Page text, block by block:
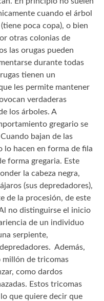
cuando el árbol
poca copa), o bien
otras colonias de
las orugas pueden
durante todas
tienen un
les permite mantener
verdaderas
los árboles. A
gregario se
bajan de las
lo hacen en forma de fila
forma gregaria. Este
la cabeza negra,
(sus depredadores),
de la procesión, de este
no distinguirse el inicio
de un individuo
serpiente,
Además,
millón de tricomas
como dardos
Estos tricomas
que quiere decir que